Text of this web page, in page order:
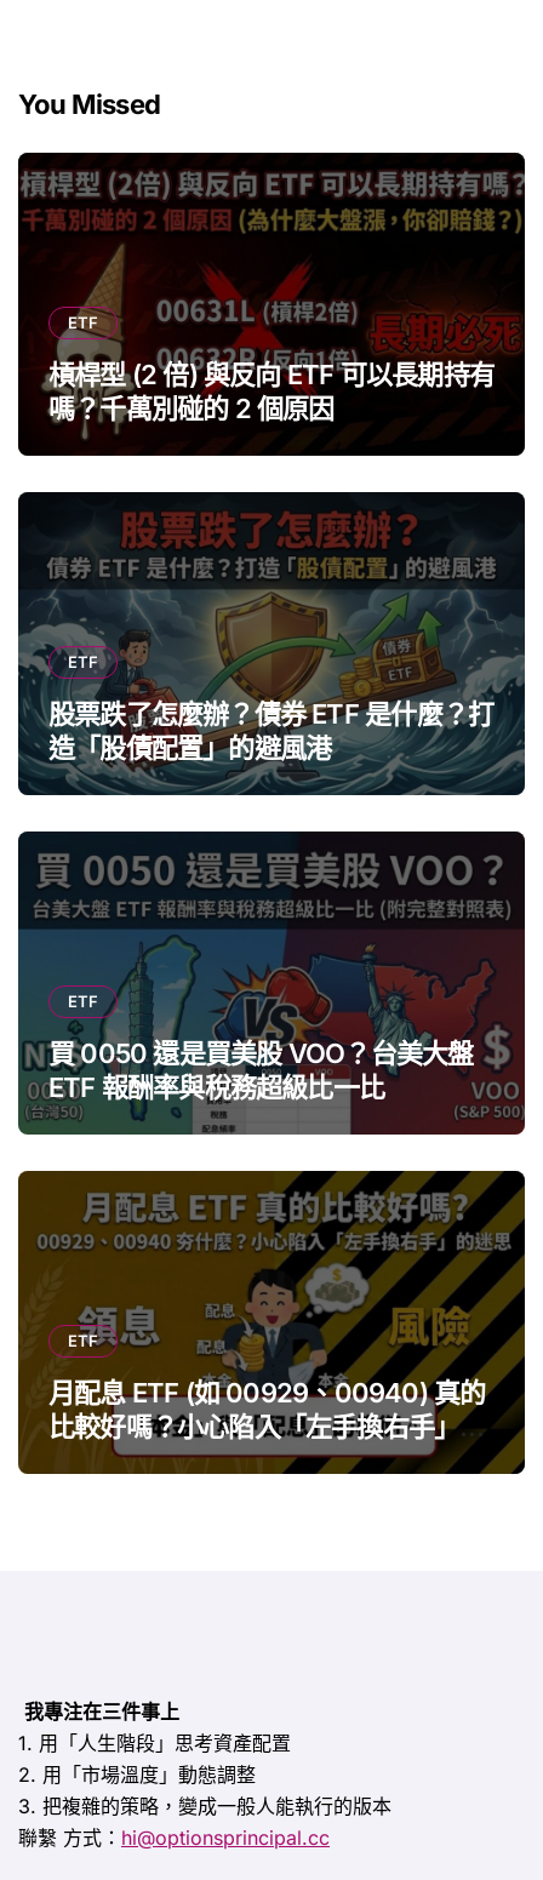
You Missed
ETF
槓桿型 (2 倍) 與反向 ETF 可以長期持有
嗎？千萬別碰的 2 個原因
ETF
股票跌了怎麼辦？債券 ETF 是什麼？打
造「股債配置」的避風港
ETF
買 0050 還是買美股 VOO？台美大盤
ETF 報酬率與稅務超級比一比
ETF
月配息 ETF (如 00929、00940) 真的
比較好嗎？小心陷入「左手換右手」迷
我專注在三件事上
1. 用「人生階段」思考資產配置
2. 用「市場溫度」動態調整
3. 把複雜的策略，變成一般人能執行的版本
聯繫 方式： hi@optionsprincipal.cc